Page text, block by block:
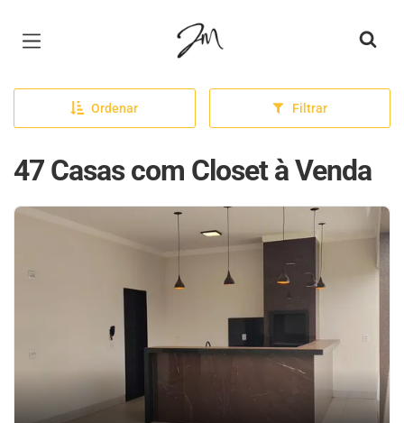
Página inicial
Ordenar Filtrar
47 Casas com Closet à Venda